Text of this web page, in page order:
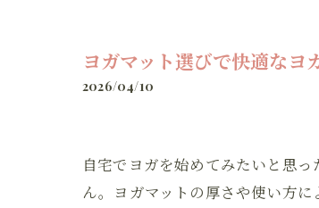
ヨガマット選びで快適なヨ
2026/04/10
自宅でヨガを始めてみたいと思
ん。ヨガマットの厚さや使い方